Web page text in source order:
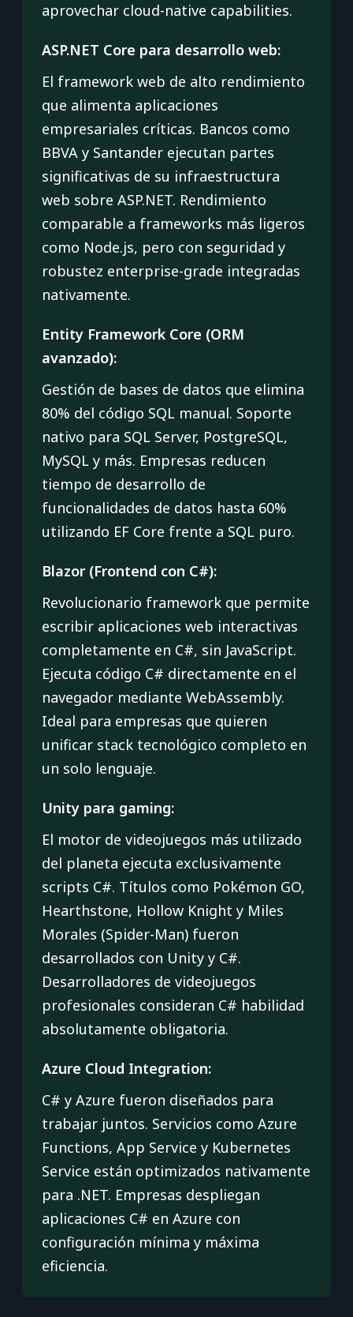
aprovechar cloud-native capabilities.
ASP.NET Core para desarrollo web:
El framework web de alto rendimiento
que alimenta aplicaciones
empresariales críticas. Bancos como
BBVA y Santander ejecutan partes
significativas de su infraestructura
web sobre ASP.NET. Rendimiento
comparable a frameworks más ligeros
como Node.js, pero con seguridad y
robustez enterprise-grade integradas
nativamente.
Entity Framework Core (ORM
avanzado):
Gestión de bases de datos que elimina
80% del código SQL manual. Soporte
nativo para SQL Server, PostgreSQL,
MySQL y más. Empresas reducen
tiempo de desarrollo de
funcionalidades de datos hasta 60%
utilizando EF Core frente a SQL puro.
Blazor (Frontend con C#):
Revolucionario framework que permite
escribir aplicaciones web interactivas
completamente en C#, sin JavaScript.
Ejecuta código C# directamente en el
navegador mediante WebAssembly.
Ideal para empresas que quieren
unificar stack tecnológico completo en
un solo lenguaje.
Unity para gaming:
El motor de videojuegos más utilizado
del planeta ejecuta exclusivamente
scripts C#. Títulos como Pokémon GO,
Hearthstone, Hollow Knight y Miles
Morales (Spider-Man) fueron
desarrollados con Unity y C#.
Desarrolladores de videojuegos
profesionales consideran C# habilidad
absolutamente obligatoria.
Azure Cloud Integration:
C# y Azure fueron diseñados para
trabajar juntos. Servicios como Azure
Functions, App Service y Kubernetes
Service están optimizados nativamente
para .NET. Empresas despliegan
aplicaciones C# en Azure con
configuración mínima y máxima
eficiencia.